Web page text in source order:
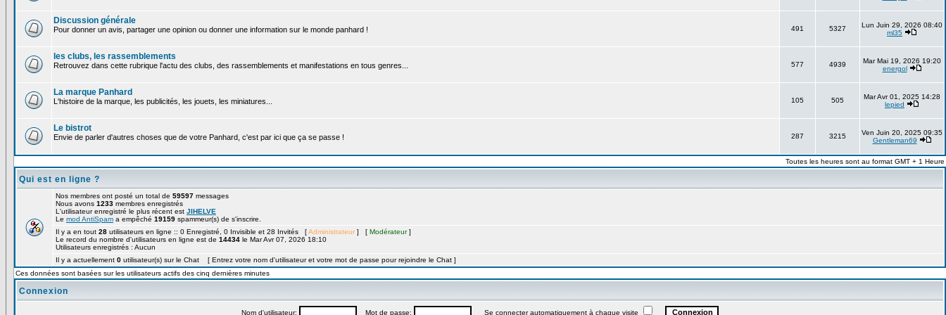
Discussion générale
Pour donner un avis, partager une opinion ou donner une information sur le monde panhard ! 491 5327
Lun Juin 29, 2026 08:40
ml35
les clubs, les rassemblements
Retrouvez dans cette rubrique l'actu des clubs, des rassemblements et manifestations en tous genres... 577 4939
Mar Mai 19, 2026 19:20
energol
La marque Panhard
L'histoire de la marque, les publicités, les jouets, les miniatures... 105 505
Mar Avr 01, 2025 14:28
lepied
Le bistrot
Envie de parler d'autres choses que de votre Panhard, c'est par ici que ça se passe ! 287 3215
Ven Juin 20, 2025 09:35
Gentleman69
Toutes les heures sont au format GMT + 1 Heure
Qui est en ligne ?
Nos membres ont posté un total de 59597 messages
Nous avons 1233 membres enregistrés
L'utilisateur enregistré le plus récent est JIHELVE
Le mod AntiSpam a empêché 19159 spammeur(s) de s'inscrire.
Il y a en tout 28 utilisateurs en ligne :: 0 Enregistré, 0 Invisible et 28 Invités [Administrateur ] [ Modérateur]
Le record du nombre d'utilisateurs en ligne est de 14434 le Mar Avr 07, 2026 18:10
Utilisateurs enregistrés : Aucun
Il y a actuellement 0 utilisateur(s) sur le Chat [ Entrez votre nom d'utilisateur et votre mot de passe pour rejoindre le Chat ]
Ces données sont basées sur les utilisateurs actifs des cinq dernières minutes
Connexion
Nom d'utilisateur: Mot de passe: Se connecter automatiquement à chaque visite